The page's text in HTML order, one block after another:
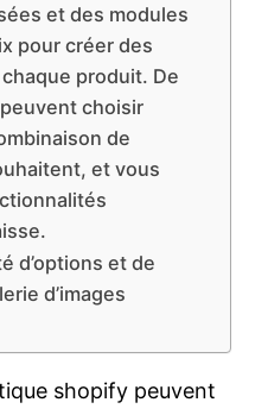
et des modules
pour créer des
produit. De
choisir
de
et vous
d’options et de
d’images
shopify peuvent